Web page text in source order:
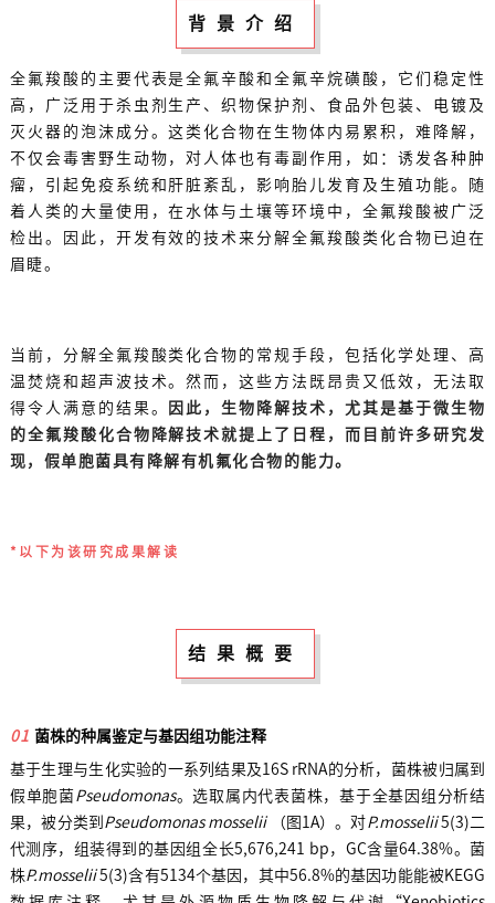
背景介绍
全氟羧酸的主要代表是全氟辛酸和全氟辛烷磺酸，它们稳定性
高，广泛用于杀虫剂生产、织物保护剂、食品外包装、电镀及
灭火器的泡沫成分。这类化合物在生物体内易累积，难降解，
不仅会毒害野生动物，对人体也有毒副作用，如：诱发各种肿
瘤，引起免疫系统和肝脏紊乱，影响胎儿发育及生殖功能。随
着人类的大量使用，在水体与土壤等环境中，全氟羧酸被广泛
检出。因此，开发有效的技术来分解全氟羧酸类化合物已迫在
眉睫。
当前，分解全氟羧酸类化合物的常规手段，包括化学处理、高
温焚烧和超声波技术。然而，这些方法既昂贵又低效，无法取
得令人满意的结果。
因此，生物降解技术，尤其是基于微生物
的全氟羧酸化合物降解技术就提上了日程，而目前许多研究发
现，假单胞菌具有降解有机氟化合物的能力。
*以下为该研究成果解读
结果概要
01 菌株的种属鉴定与基因组功能注释
基于生理与生化实验的一系列结果及16S rRNA的分析，菌株被归属到
假单胞菌 Pseudomonas。选取属内代表菌株，基于全基因组分析结
果，被分类到 Pseudomonas mosselii（图1A）。对 P.mosselii 5(3)二
代测序，组装得到的基因组全长5,676,241 bp，GC含量64.38%。菌
株P.mosselii 5(3)含有5134个基因，其中56.8%的基因功能能被KEGG